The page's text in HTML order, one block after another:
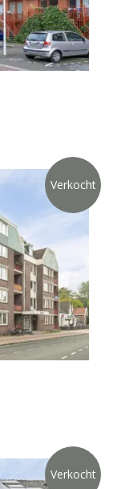
Verkocht
Verkocht